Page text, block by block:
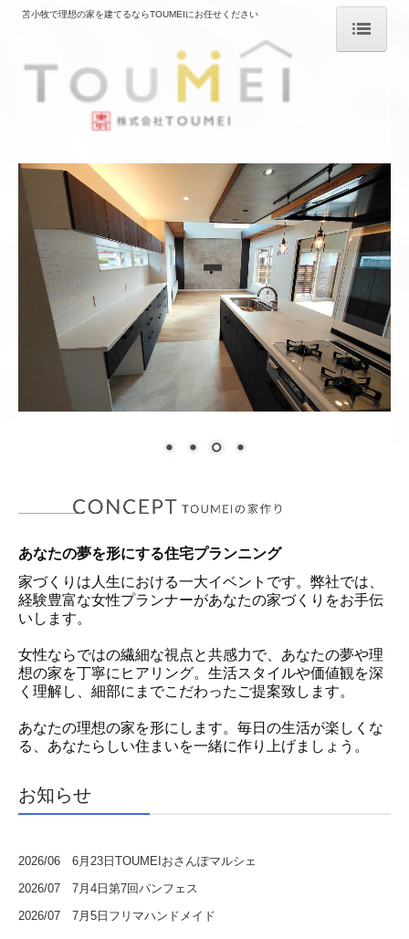
ホーム
モデルハウス
リノベーション
施工事例
不動産情報
お問い合わせ
苫小牧で理想の家を建てるならTOUMEIにお任せください
あなたの夢を形にする住宅プランニング
家づくりは人生における一大イベントです。弊社では、
経験豊富な女性プランナーがあなたの家づくりをお手伝
いします。
女性ならではの繊細な視点と共感力で、あなたの夢や理
想の家を丁寧にヒアリング。生活スタイルや価値観を深
く理解し、細部にまでこだわったご提案致します。
あなたの理想の家を形にします。毎日の生活が楽しくな
る、あなたらしい住まいを一緒に作り上げましょう。
お知らせ
2026/06 6月23日TOUMEIおさんぽマルシェ
2026/07 7月4 日 第7回パンフェス
2026/07 7月5日フリマハンドメイド